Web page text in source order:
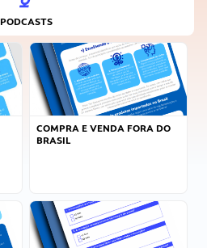
PODCASTS
COMPRA E VENDA FORA DO
BRASIL